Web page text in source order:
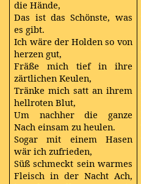
die Hände,
Das ist das Schönste, was
es gibt.
Ich wäre der Holden so von
herzen gut,
Fräße mich tief in ihre
zärtlichen Keulen,
Tränke mich satt an ihrem
hellroten Blut,
Um nachher die ganze
Nach einsam zu heulen.
Sogar mit einem Hasen
wär ich zufrieden,
Süß schmeckt sein warmes
Fleisch in der Nacht Ach,